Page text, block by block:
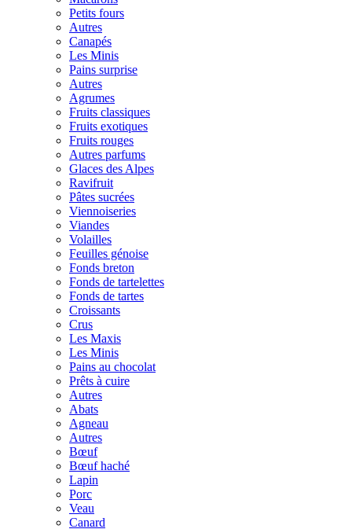
Petits fours
Autres
Canapés
Les Minis
Pains surprise
Autres
Agrumes
Fruits classiques
Fruits exotiques
Fruits rouges
Autres parfums
Glaces des Alpes
Ravifruit
Pâtes sucrées
Viennoiseries
Viandes
Volailles
Feuilles génoise
Fonds breton
Fonds de tartelettes
Fonds de tartes
Croissants
Crus
Les Maxis
Les Minis
Pains au chocolat
Prêts à cuire
Autres
Abats
Agneau
Autres
Bœuf
Bœuf haché
Lapin
Porc
Veau
Canard